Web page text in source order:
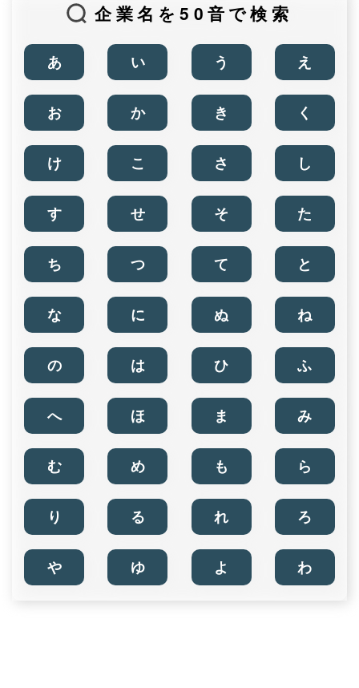
企業名を50音で検索
あ い う え
お か き く
け こ さ し
す せ そ た
ち つ て と
な に ぬ ね
の は ひ ふ
へ ほ ま み
む め も ら
り る れ ろ
や ゆ よ わ